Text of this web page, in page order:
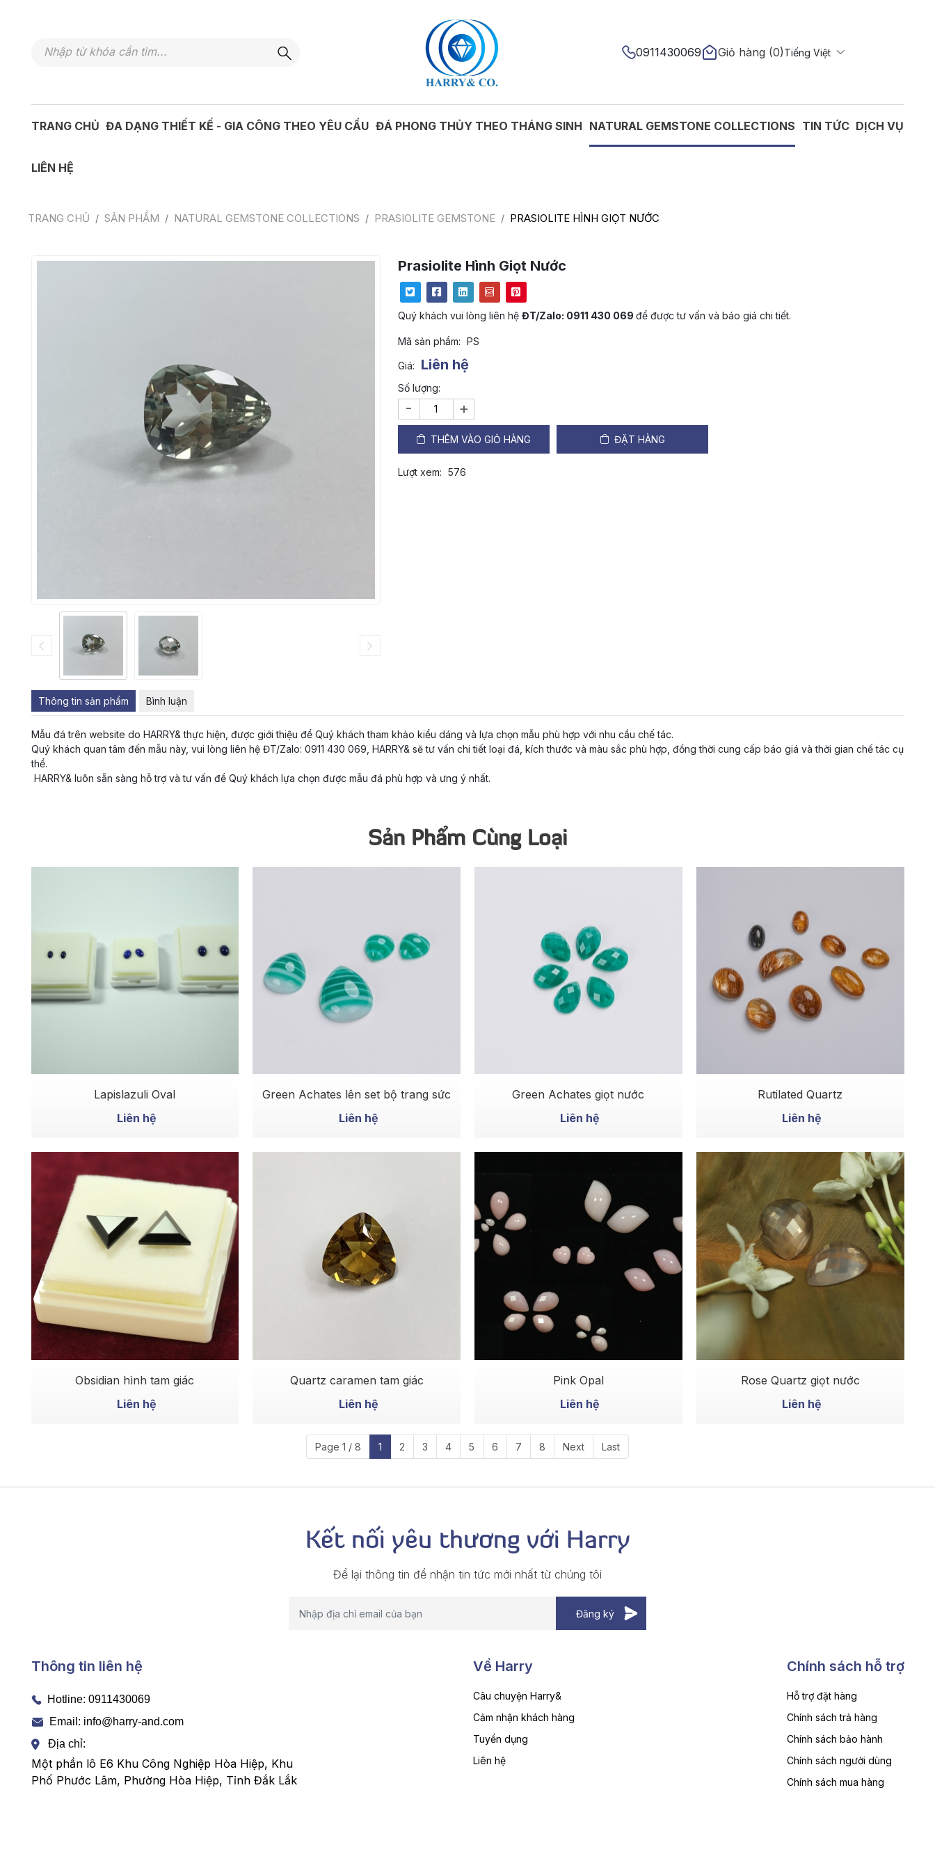
0911430069 Giỏ hàng (0)Tiếng Việt
TRANG CHỦ ĐA DẠNG THIẾT KẾ - GIA CÔNG THEO YÊU CẦU ĐÁ PHONG THỦY THEO THÁNG SINH NATURAL GEMSTONE COLLECTIONS TIN TỨC DỊCH VỤ
LIÊN HỆ
TRANG CHỦ SẢN PHẨM NATURAL GEMSTONE COLLECTIONS PRASIOLITE GEMSTONE PRASIOLITE HÌNH GIỌT NƯỚC
Prasiolite Hình Giọt Nước
Quý khách vui lòng liên hệ ĐT/Zalo: 0911 430 069 để được tư vấn và báo giá chi tiết.
Mã sản phẩm: PS
Giá: Liên hệ
Số lượng:
- +
THÊM VÀO GIỎ HÀNG ĐẶT HÀNG
Lượt xem: 576
Thông tin sản phẩm Bình luận
Mẫu đá trên website do HARRY& thực hiện, được giới thiệu để Quý khách tham khảo kiểu dáng và lựa chọn mẫu phù hợp với nhu cầu chế tác.
Quý khách quan tâm đến mẫu này, vui lòng liên hệ ĐT/Zalo: 0911 430 069, HARRY& sẽ tư vấn chi tiết loại đá, kích thước và màu sắc phù hợp, đồng thời cung cấp báo giá và thời gian chế tác cụ
thể.
HARRY& luôn sẵn sàng hỗ trợ và tư vấn để Quý khách lựa chọn được mẫu đá phù hợp và ưng ý nhất.
Sản Phẩm Cùng Loại
Lapislazuli Oval
Liên hệ
MUA NGAY
Green Achates lên set bộ trang sức
Liên hệ
Green Achates giọt nước
Liên hệ
Rutilated Quartz
Liên hệ
MUA NGAY
Obsidian hình tam giác
Liên hệ
Quartz caramen tam giác
Liên hệ
Pink Opal
Liên hệ
Rose Quartz giọt nước
Liên hệ
Page 1 / 8 1 2 3 4 5 6 7 8 Next Last
Kết nối yêu thương với Harry
Để lại thông tin để nhận tin tức mới nhất từ chúng tôi
Thông tin liên hệ
Hotline: 0911430069
Email: info@harry-and.com
Địa chỉ:
Một phần lô E6 Khu Công Nghiệp Hòa Hiệp, Khu
Phố Phước Lâm, Phường Hòa Hiệp, Tỉnh Đắk Lắk
Về Harry
Câu chuyện Harry&
Cảm nhận khách hàng
Tuyển dụng
Liên hệ
Chính sách hỗ trợ
Hỗ trợ đặt hàng
Chính sách trả hàng
Chính sách bảo hành
Chính sách người dùng
Chính sách mua hàng